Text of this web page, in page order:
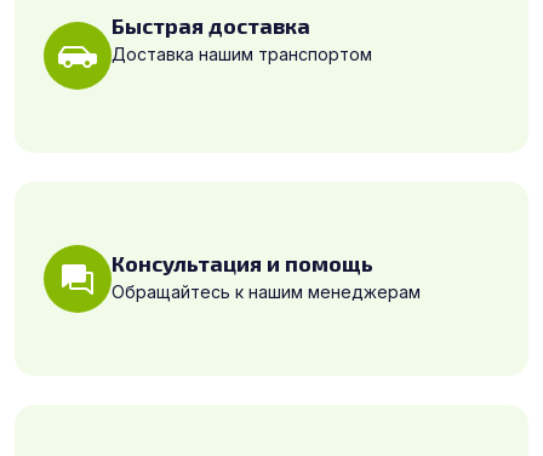
Быстрая доставка
Доставка нашим транспортом
Консультация и помощь
Обращайтесь к нашим менеджерам